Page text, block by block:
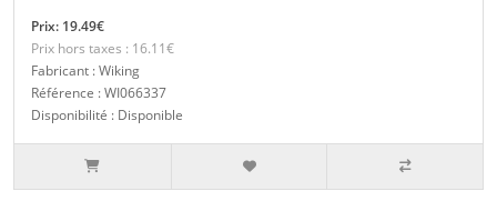
Prix: 19.49€
Prix hors taxes : 16.11€
Fabricant : Wiking
Référence : WI066337
Disponibilité : Disponible